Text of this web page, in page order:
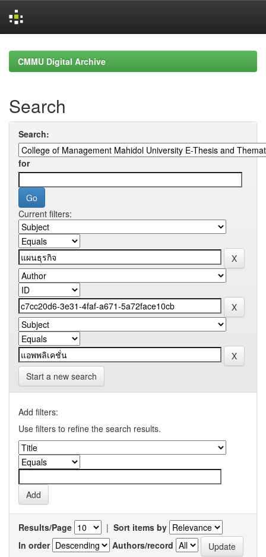
navigationCMMU Digital Archive
Search
Search:
for
Current filters:
Start a new search
Add filters:
Use filters to refine the search results.
Results/Page | Sort items by
In order
Authors/record